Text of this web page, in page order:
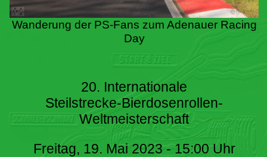
Wanderung der PS-Fans zum Adenauer Racing
Day
20. Internationale
Steilstrecke-Bierdosenrollen-
Weltmeisterschaft
Freitag, 19. Mai 2023 - 15:00 Uhr